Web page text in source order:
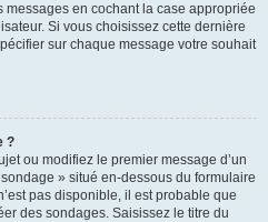
en cochant la case appropriée
Si vous choisissez cette dernière
sur chaque message votre souhait
?
ou modifiez le premier message d’un
» situé en-dessous du formulaire
pas disponible, il est probable que
des sondages. Saisissez le titre du